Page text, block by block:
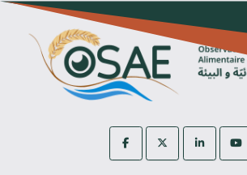
Skip
content